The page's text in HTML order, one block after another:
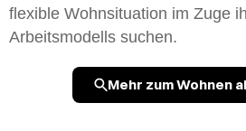
flexible Wohnsituation im Zuge
Arbeitsmodells suchen.
Mehr zum Wohnen